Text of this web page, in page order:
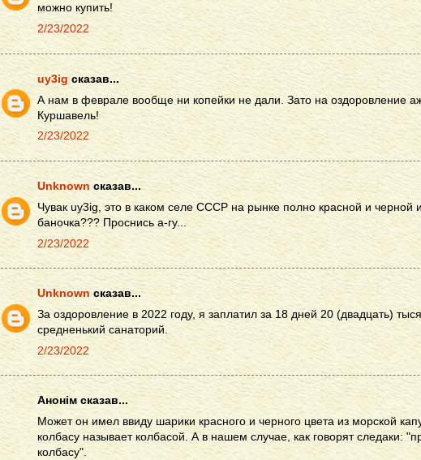
можно купить!
2/23/2022
uy3ig сказав...
А нам в феврале вообще ни копейки не дали. Зато на оздоровление
Куршавель!
2/23/2022
Unknown сказав...
Чувак uy3ig, это в каком селе СССР на рынке полно красной и черной
баночка??? Проснись а-гу...
2/23/2022
Unknown сказав...
За оздоровление в 2022 году, я заплатил за 18 дней 20 (двадцать)
средненький санаторий.
2/23/2022
Анонім сказав...
Может он имел ввиду шарики красного и черного цвета из морской
колбасу называет колбасой. А в нашем случае, как говорят следаки:
колбасу".